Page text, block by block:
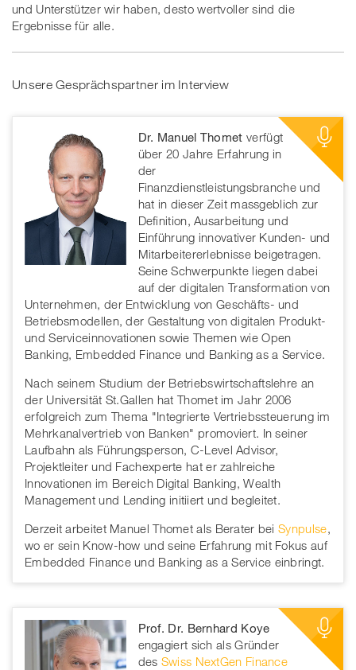
und Unterstützer wir haben, desto wertvoller sind die
Ergebnisse für alle.
Unsere Gesprächspartner im Interview
Dr. Manuel Thomet verfügt
über 20 Jahre Erfahrung in
der
Finanzdienstleistungsbranche und
hat in dieser Zeit massgeblich zur
Definition, Ausarbeitung und
Einführung innovativer Kunden- und
Mitarbeitererlebnisse beigetragen.
Seine Schwerpunkte liegen dabei
auf der digitalen Transformation von
Unternehmen, der Entwicklung von Geschäfts- und
Betriebsmodellen, der Gestaltung von digitalen Produkt-
und Serviceinnovationen sowie Themen wie Open
Banking, Embedded Finance und Banking as a Service.
Nach seinem Studium der Betriebswirtschaftslehre an
der Universität St.Gallen hat Thomet im Jahr 2006
erfolgreich zum Thema "Integrierte Vertriebssteuerung im
Mehrkanalvertrieb von Banken" promoviert. In seiner
Laufbahn als Führungsperson, C-Level Advisor,
Projektleiter und Fachexperte hat er zahlreiche
Innovationen im Bereich Digital Banking, Wealth
Management und Lending initiiert und begleitet.
Derzeit arbeitet Manuel Thomet als Berater beiSynpulse,
wo er sein Know-how und seine Erfahrung mit Fokus auf
Embedded Finance und Banking as a Service einbringt.
Prof. Dr. Bernhard Koye
engagiert sich als Gründer
des Swiss NextGen Finance